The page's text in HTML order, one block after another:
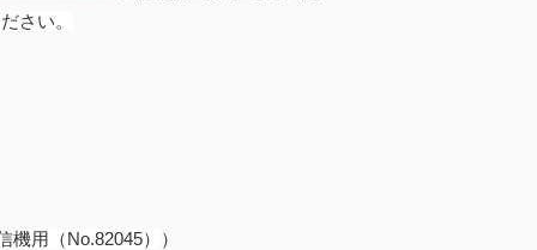
さい。
用（No.82045）
）